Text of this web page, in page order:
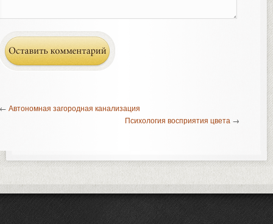
Автономная загородная канализация
Психология восприятия цвета →